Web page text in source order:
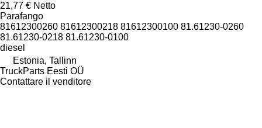
21,77 € Netto
Parafango
81612300260 81612300218 81612300100 81.61230-0260
81.61230-0218 81.61230-0100
diesel
Estonia, Tallinn
TruckParts Eesti OÜ
Contattare il venditore